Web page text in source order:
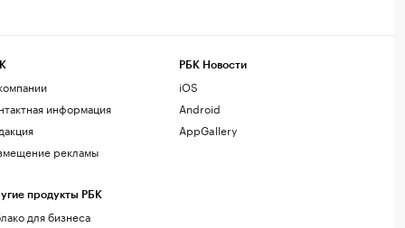
информация
рекламы
продукты РБК
для бизнеса
РБК Новости
iOS
Android
AppGallery